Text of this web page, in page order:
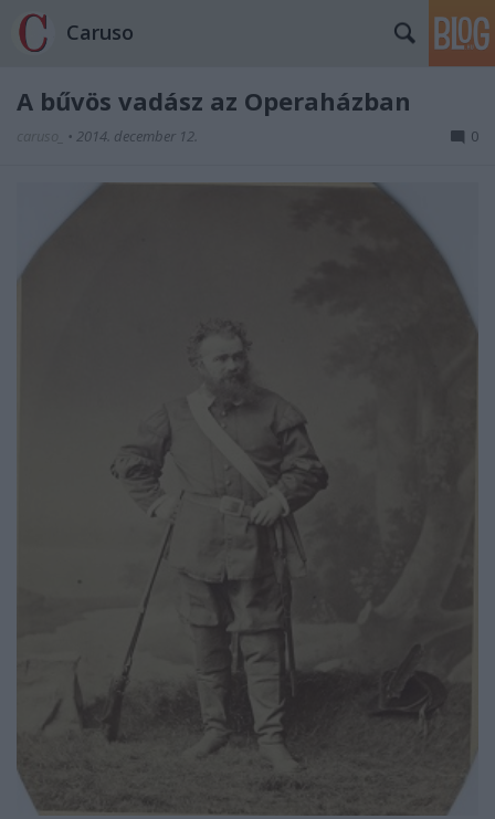
Caruso
A bűvös vadász az Operaházban
caruso_ • 2014. december 12. 0